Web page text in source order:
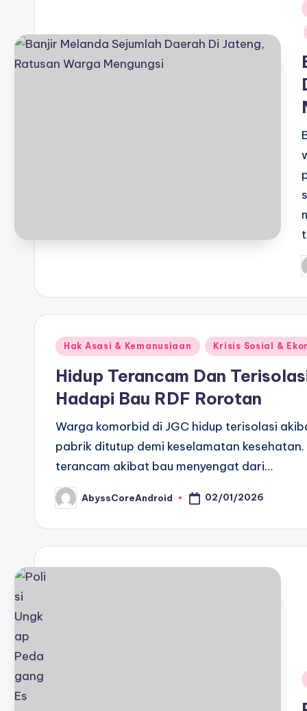
Posted
Hak Asasi & Kemanusiaan Krisis Sosial &
Hidup Terancam Dan
Hadapi Bau RDF Rorotan
Warga komorbid di JGC hidup terisolasi
pabrik ditutup demi keselamatan
terancam akibat bau menyengat dari…
Posted
by
AbyssCoreAndroid 02/01/2026